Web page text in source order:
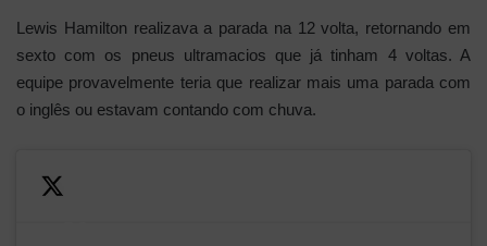
Lewis Hamilton realizava a parada na 12 volta, retornando em
sexto com os pneus ultramacios que já tinham 4 voltas. A
equipe provavelmente teria que realizar mais uma parada com
o inglês ou estavam contando com chuva.